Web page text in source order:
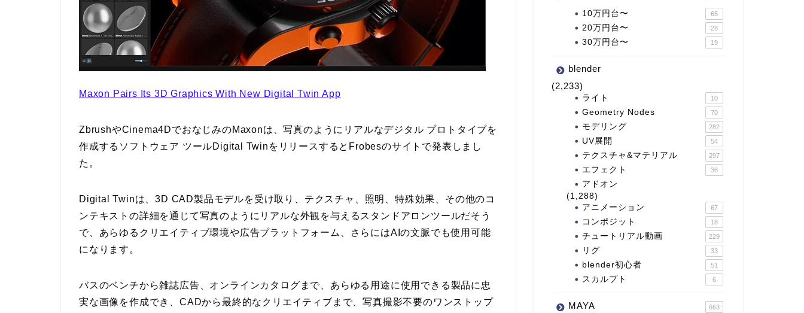
Maxon Pairs Its 3D Graphics With New Digital Twin App
ZbrushやCinema4DでおなじみのMaxonは、写真のようにリアルなデジタル プロトタイプを
作成するソフトウェア ツールDigital TwinをリリースするとFrobesのサイトで発表しまし
た。
Digital Twinは、3D CAD製品モデルを受け取り、テクスチャ、照明、特殊効果、その他のコ
ンテキストの詳細を通じて写真のようにリアルな外観を与えるスタンドアロンツールだそう
で、あらゆるクリエイティブ環境や広告プラットフォーム、さらにはAIの文脈でも使用可能
になります。
バスのベンチから雑誌広告、オンラインカタログまで、あらゆる用途に使用できる製品に忠
実な画像を作成でき、CADから最終的なクリエイティブまで、写真撮影不要のワンストップ
10万円台〜 65
20万円台〜 28
30万円台〜 19
blender
(2,233)
ライト 10
Geometry Nodes 70
モデリング 282
UV展開 54
テクスチャ&マテリアル 297
エフェクト 36
アドオン
(1,288)
アニメーション
67
コンポジット 18
チュートリアル動画 229
リグ 33
blender初心者 51
スカルプト 6
MAYA 663